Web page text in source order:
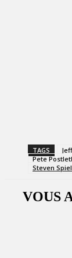
TAGS
Pete
Steven
VOUS